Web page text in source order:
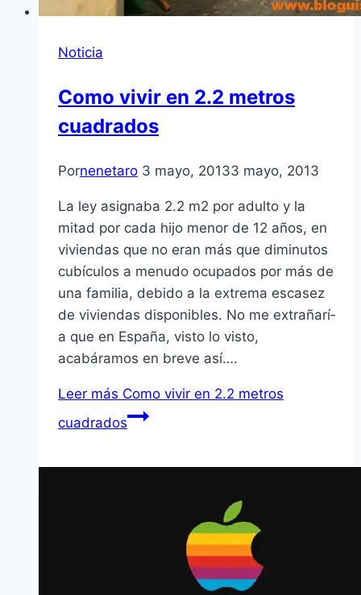
Noticia
Como vivir en 2.2 metros
cuadrados
Pornenetaro 3 mayo, 20133 mayo, 2013
La ley asignaba 2.2 m2 por adulto y la
mitad por cada hijo menor de 12 años, en
viviendas que no eran más que diminutos
cubí­culos a menudo ocupados por más de
una familia, debido a la extrema escasez
de viviendas disponibles. No me extrañarí­
a que en España, visto lo visto,
acabáramos en breve así­….
Leer más Como vivir en 2.2 metros
cuadrados